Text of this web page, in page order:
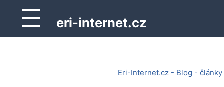
☰ eri-internet.cz
Eri-Internet.cz - Blog - články